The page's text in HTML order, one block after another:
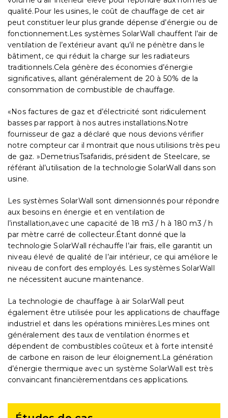
ventilation air; reduction of building
heat loss; and elimination of hot air
stratification at ceiling level, which
all combine to produce huge
energy savings.
qualité.Pour les usines, le coût de chauffage de cet air
peut constituer leur plus grande dépense d’énergie ou de
fonctionnement.Les systèmes SolarWall chauffent l’air de
ventilation de l’extérieur avant qu’il ne pénètre dans le
bâtiment, ce qui réduit la charge sur les radiateurs
traditionnels.Cela génère des économies d’énergie
significatives, allant généralement de 20 à 50% de la
consommation de combustible de chauffage.
«Nos factures de gaz et d’électricité sont ridiculement
basses par rapport à nos autres installations.Notre
fournisseur de gaz a déclaré que nous devions vérifier
notre compteur car il montrait que nous utilisions très peu
de gaz. »DemetriusTsafaridis, président de Steelcare, se
référant àl’utilisation de la technologie SolarWall dans son
usine.
Les systèmes SolarWall sont dimensionnés pour répondre
aux besoins en énergie et en ventilation de
l’installation,avec une capacité de 18 m3 / h à 180 m3 / h
par mètre carré de collecteur.Étant donné que la
technologie SolarWall réchauffe l’air frais, elle garantit un
niveau élevé de qualité de l’air intérieur, ce qui améliore le
niveau de confort des employés. Les systèmes SolarWall
ne nécessitent aucune maintenance.
La technologie de chauffage à air SolarWall peut
également être utilisée pour les applications de chauffage
industriel et dans les opérations minières.Les mines ont
généralement des taux de ventilation énormes et
dépendent de combustibles coûteux et à forte intensité
de carbone en raison de leur éloignement.La génération
d’énergie thermique avec un système SolarWall est très
convaincant financièrementdans ces applications.